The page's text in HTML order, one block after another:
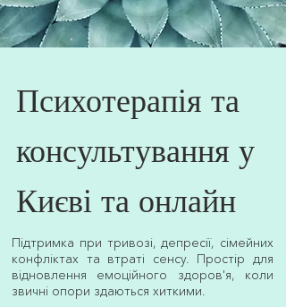
Психотерапія та
консультування у
Києві та онлайн
Підтримка при тривозі, депресії, сімейних
конфліктах та втраті сенсу. Простір для
відновлення емоційного здоров'я, коли
звичні опори здаються хиткими.